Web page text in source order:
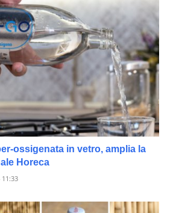
ossigenata in vetro, amplia la
Horeca
11:33